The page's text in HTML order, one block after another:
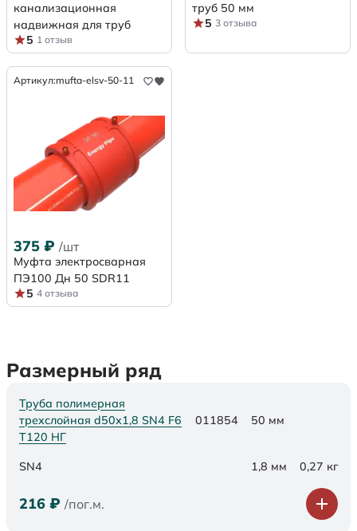
канализационная
надвижная для труб
5 1 отзыв
труб 50 мм
5 3 отзыва
Артикул:mufta-elsv-50-11
375 ₽ /шт
Муфта электросварная
ПЭ100 Дн 50 SDR11
5 4 отзыва
Размерный ряд
Труба полимерная
трехслойная d50х1,8 SN4 F6
Т120 НГ
011854 50 мм
SN4 1,8 мм 0,27 кг
216 ₽ /пог.м.